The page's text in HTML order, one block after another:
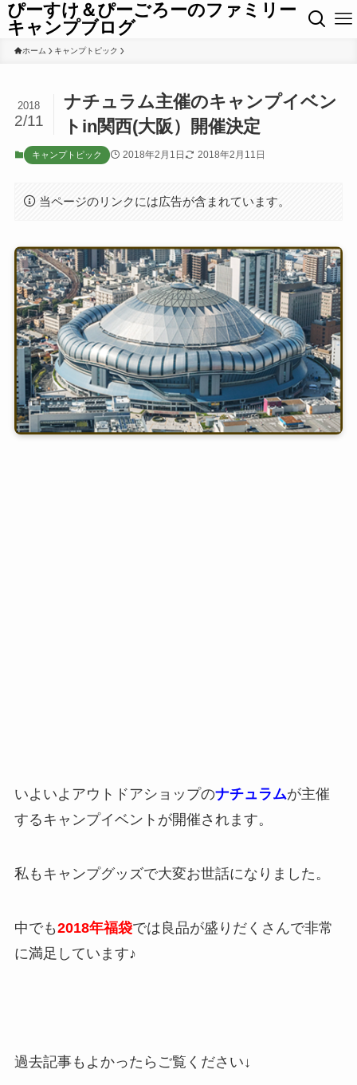
ぴーすけ＆ぴーごろーのファミリー
キャンプブログ
ホーム キャンプトピック
ナチュラム主催のキャンプイベン
トin関西(大阪）開催決定
2018
2/11
キャンプトピック 2018年2月1日 2018年2月11日
当ページのリンクには広告が含まれています。
いよいよアウトドアショップのナチュラムが主催
するキャンプイベントが開催されます。
私もキャンプグッズで大変お世話になりました。
中でも2018年福袋では良品が盛りだくさんで非常
に満足しています♪
過去記事もよかったらご覧ください↓